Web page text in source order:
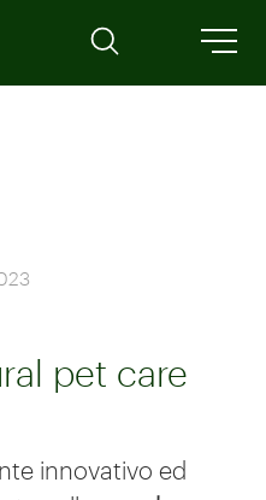
pet care
innovativo ed